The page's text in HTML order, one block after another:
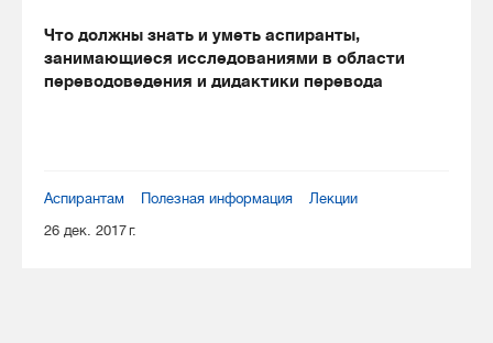
Что должны знать и уметь аспиранты,
занимающиеся исследованиями в области
переводоведения и дидактики перевода
Аспирантам Полезная информация
Лекции
26 дек. 2017 г.